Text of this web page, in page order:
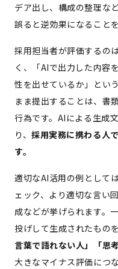
デア出し、構成の整理な
誤ると逆効果になること
採用担当者が評価するの
く、「AIで出力した内容
性を出せているか」とい
まま提出することは、書
行為です。AIによる生成
り、採用実務に携わる人
す。
適切なAI活用の例として
ェック、より適切な言い
成などが挙げられます。
投げして生成されたもの
言葉で語れない人」「思
大きなマイナス評価につ